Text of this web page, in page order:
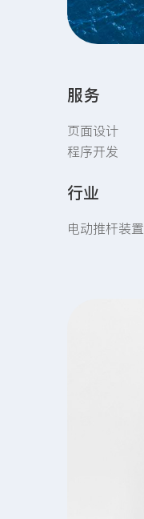
服务
页面设计
程序开发
行业
电动推杆装置